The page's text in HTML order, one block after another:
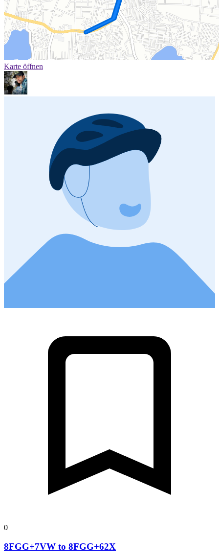
Karte öffnen
0
8FGG+7VW to 8FGG+62X